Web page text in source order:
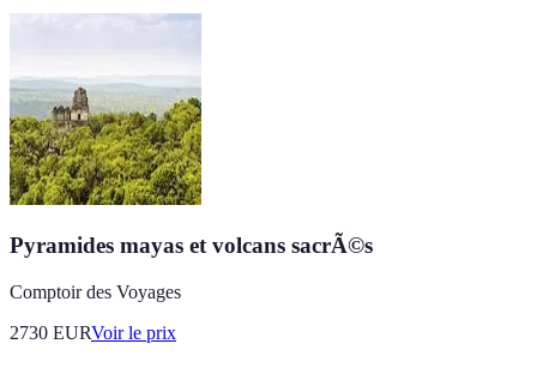
Pyramides mayas et volcans sacrÃ©s
Comptoir des Voyages
2730 EURVoir le prix